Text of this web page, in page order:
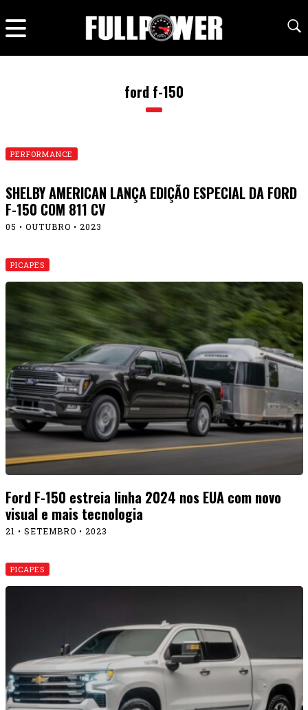
ford f-150
PERFORMANCE
SHELBY AMERICAN LANÇA EDIÇÃO ESPECIAL DA FORD
F-150 COM 811 CV
05 • OUTUBRO • 2023
PICAPES
Ford F-150 estreia linha 2024 nos EUA com novo
visual e mais tecnologia
21 • SETEMBRO • 2023
PICAPES